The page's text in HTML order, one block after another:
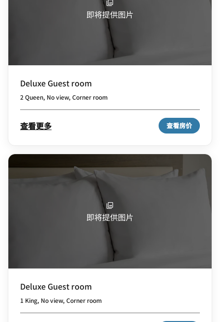
即将提供图片
Deluxe Guest room
2 Queen, No view, Corner room
查看更多 查看房价
即将提供图片
Deluxe Guest room
1 King, No view, Corner room